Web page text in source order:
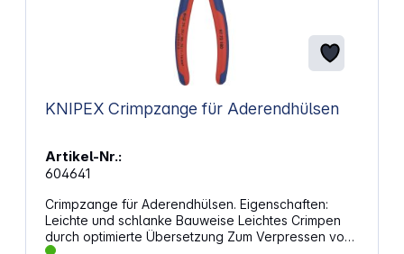
KNIPEX Crimpzange für Aderendhülsen
Artikel-Nr.:
604641
Crimpzange für Aderendhülsen. Eigenschaften:
Leichte und schlanke Bauweise Leichtes Crimpen
durch optimierte Übersetzung Zum Verpressen von